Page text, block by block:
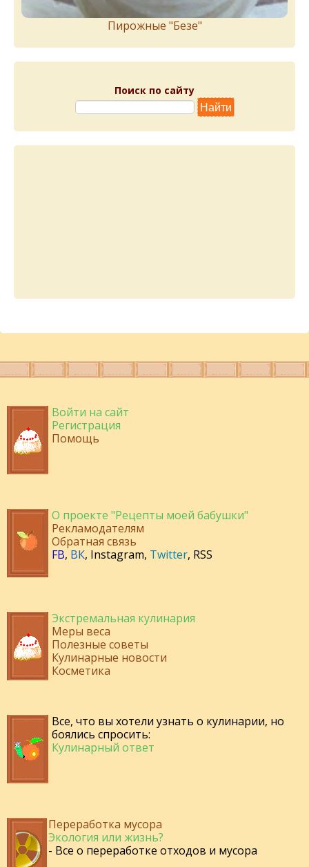
Пирожныe "Бeзe"
Поиск по сайту
Войти на сайт
Регистрация
Помощь
О проекте "Рецепты моей бабушки"
Рекламодателям
Обратная связь
FB, ВК, Instagram, Twitter, RSS
Экстремальная кулинария
Меры веса
Полезные советы
Кулинарные новости
Косметика
Все, что вы хотели узнать о кулинарии, но
боялись спросить:
Кулинарный ответ
Переработка мусора
Экология или жизнь?
- Все о переработке отходов и мусора